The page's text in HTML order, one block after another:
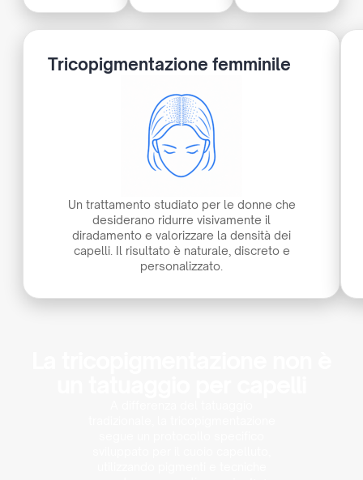
Tricopigmentazione femminile
Un trattamento studiato per le donne che
desiderano ridurre visivamente il
diradamento e valorizzare la densità dei
capelli. Il risultato è naturale, discreto e
personalizzato.